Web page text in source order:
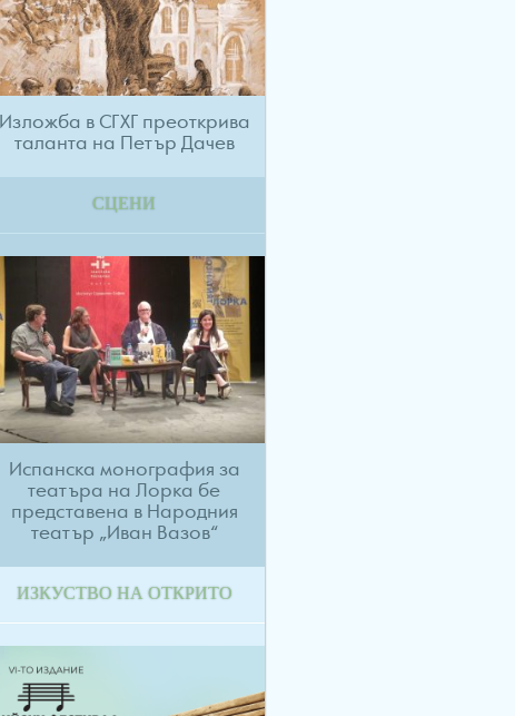
Изложба в СГХГ преоткрива
таланта на Петър Дачев
СЦЕНИ
Испанска монография за
театъра на Лорка бе
представена в Народния
театър „Иван Вазов“
ИЗКУСТВО НА ОТКРИТО